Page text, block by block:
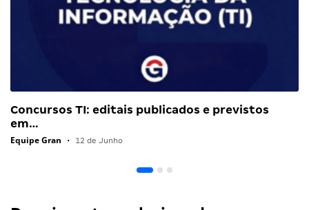
Concursos TI: editais publicados e previstos
em…
Equipe Gran • 12 de Junho